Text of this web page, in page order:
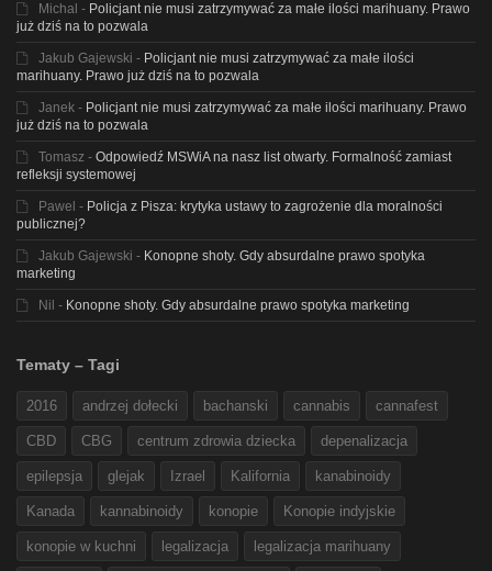
Michal - Policjant nie musi zatrzymywać za małe ilości marihuany. Prawo
już dziś na to pozwala
Jakub Gajewski - Policjant nie musi zatrzymywać za małe ilości
marihuany. Prawo już dziś na to pozwala
Janek - Policjant nie musi zatrzymywać za małe ilości marihuany. Prawo
już dziś na to pozwala
Tomasz - Odpowiedź MSWiA na nasz list otwarty. Formalność zamiast
refleksji systemowej
Pawel - Policja z Pisza: krytyka ustawy to zagrożenie dla moralności
publicznej?
Jakub Gajewski - Konopne shoty. Gdy absurdalne prawo spotyka
marketing
Nil - Konopne shoty. Gdy absurdalne prawo spotyka marketing
Tematy – Tagi
2016 andrzej dołecki bachanski cannabis cannafest
CBD CBG centrum zdrowia dziecka depenalizacja
epilepsja glejak Izrael Kalifornia kanabinoidy
Kanada kannabinoidy konopie Konopie indyjskie
konopie w kuchni legalizacja legalizacja marihuany